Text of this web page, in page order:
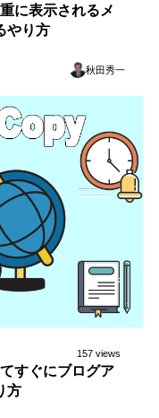
に表示されるメ
やり方
秋田秀一
157 views
すぐにブログア
方